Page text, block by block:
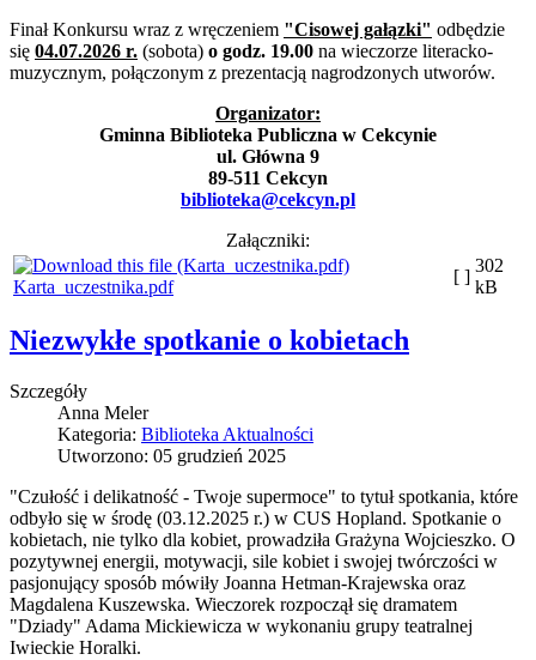
Finał Konkursu wraz z wręczeniem "Cisowej gałązki" odbędzie
się 04.07.2026 r. (sobota) o godz. 19.00 na wieczorze literacko-
muzycznym, połączonym z prezen­ta­cją nagrodzonych utworów.
Organizator:
Gminna Biblioteka Publiczna w Cekcynie
ul. Główna 9
89-511 Cekcyn
biblioteka@cekcyn.pl
Załączniki:
Karta_uczestnika.pdf
[ ]
302
kB
Niezwykłe spotkanie o kobietach
Szczegóły
Anna Meler
Kategoria: Biblioteka Aktualności
Utworzono: 05 grudzień 2025
"Czułość i delikatność - Twoje supermoce" to tytuł spotkania, które
odbyło się w środę (03.12.2025 r.) w CUS Hopland. Spotkanie o
kobietach, nie tylko dla kobiet, prowadziła Grażyna Wojcieszko. O
pozytywnej energii, motywacji, sile kobiet i swojej twórczości w
pasjonujący sposób mówiły Joanna Hetman-Krajewska oraz
Magdalena Kuszewska. Wieczorek rozpoczął się dramatem
"Dziady" Adama Mickiewicza w wykonaniu grupy teatralnej
Iwieckie Horalki.